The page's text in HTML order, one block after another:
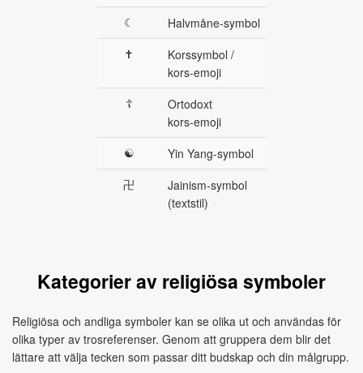
☾
Halvmåne‑symbol
✝
Korssymbol /
kors‑emoji
☦
Ortodoxt
kors‑emoji
☯
Yin Yang‑symbol
卍
Jainism‑symbol
(textstil)
Kategorier av religiösa symboler
Religiösa och andliga symboler kan se olika ut och användas för
olika typer av trosreferenser. Genom att gruppera dem blir det
lättare att välja tecken som passar ditt budskap och din målgrupp.